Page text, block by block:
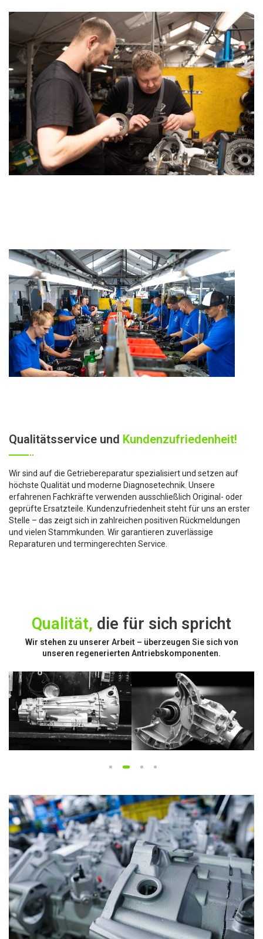
Qualitätsservice und Kundenzufriedenheit!
Wir sind auf die Getriebereparatur spezialisiert und setzen auf
höchste Qualität und moderne Diagnosetechnik. Unsere
erfahrenen Fachkräfte verwenden ausschließlich Original- oder
geprüfte Ersatzteile. Kundenzufriedenheit steht für uns an erster
Stelle – das zeigt sich in zahlreichen positiven Rückmeldungen
und vielen Stammkunden. Wir garantieren zuverlässige
Reparaturen und termingerechten Service.
Qualität, die für sich spricht
Wir stehen zu unserer Arbeit – überzeugen Sie sich von
unseren regenerierten Antriebskomponenten.
1 2 3 4